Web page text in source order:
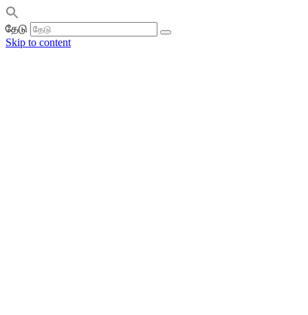
தேடு
Skip to content